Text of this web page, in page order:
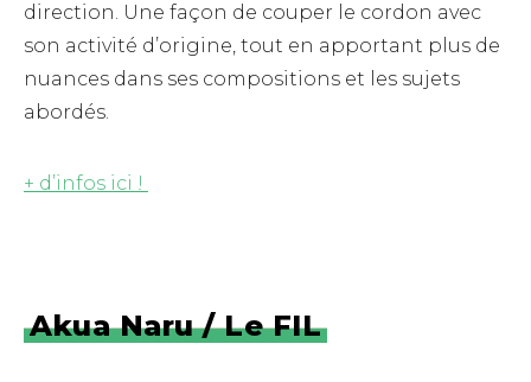
direction. Une façon de couper le cordon avec
son activité d’origine, tout en apportant plus de
nuances dans ses compositions et les sujets
abordés.
+ d’infos ici !
Akua Naru / Le FIL